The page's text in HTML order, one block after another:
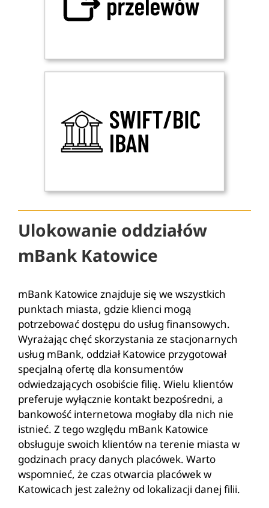
Ulokowanie oddziałów
mBank Katowice
mBank Katowice znajduje się we wszystkich
punktach miasta, gdzie klienci mogą
potrzebować dostępu do usług finansowych.
Wyrażając chęć skorzystania ze stacjonarnych
usług mBank, oddział Katowice przygotował
specjalną ofertę dla konsumentów
odwiedzających osobiście filię. Wielu klientów
preferuje wyłącznie kontakt bezpośredni, a
bankowość internetowa mogłaby dla nich nie
istnieć. Z tego względu mBank Katowice
obsługuje swoich klientów na terenie miasta w
godzinach pracy danych placówek. Warto
wspomnieć, że czas otwarcia placówek w
Katowicach jest zależny od lokalizacji danej filii.